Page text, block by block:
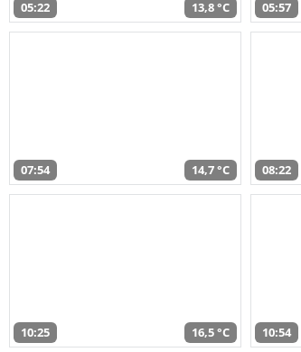
05:22 13,8 °C 05:57
07:54 14,7 °C 08:22
10:25 16,5 °C 10:54